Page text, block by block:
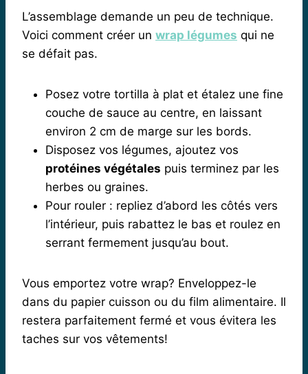
L’assemblage demande un peu de technique.
Voici comment créer un wrap légumes qui ne
se défait pas.
Posez votre tortilla à plat et étalez une fine
couche de sauce au centre, en laissant
environ 2 cm de marge sur les bords.
Disposez vos légumes, ajoutez vos
protéines végétales puis terminez par les
herbes ou graines.
Pour rouler : repliez d’abord les côtés vers
l’intérieur, puis rabattez le bas et roulez en
serrant fermement jusqu’au bout.
Vous emportez votre wrap? Enveloppez-le
dans du papier cuisson ou du film alimentaire. Il
restera parfaitement fermé et vous évitera les
taches sur vos vêtements!